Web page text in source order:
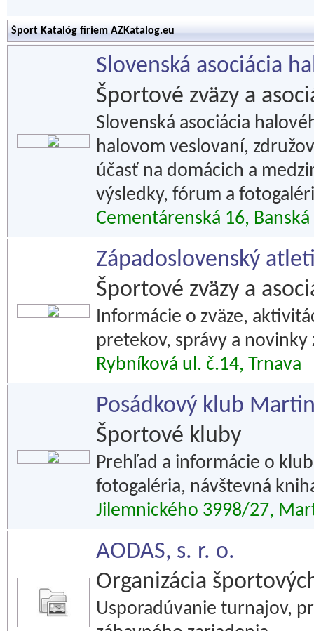
Šport Katalóg firiem AZKatalog.eu
Slovenská asociácia
Športové zväzy a
Slovenská asociácia
halovom veslovaní,
účasť na domácich a
výsledky, fórum a
Cementárenská 16,
Západoslovenský
Športové zväzy a
Informácie o zväze,
pretekov, správy a novinky
Rybníková ul. č.14, Trnava
Posádkový klub
Športové kluby
Prehľad a informácie o
fotogaléria, návštevná
Jilemnického 3998/27,
AODAS, s. r. o.
Organizácia
Usporadúvanie turnajov,